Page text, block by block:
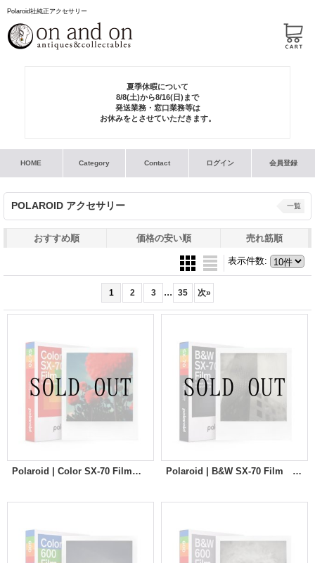
Polaroid社純正アクセサリー
夏季休暇について
8/8(土)から8/16(日)まで
発送業務・窓口業務等は
お休みをとさせていただきます。
HOME Category Contact ログイン 会員登録
POLAROID アクセサリー 一覧
おすすめ順 価格の安い順 売れ筋順
表示件数:
1 2 3 ... 35 次»
Polaroid | Color SX-70 Film ※New Polaroid | B&W SX-70 Film ※New